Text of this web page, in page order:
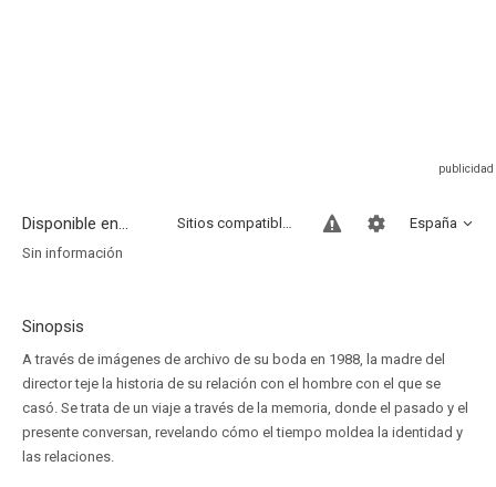
Disponible en... España
Sitios compatibles
Sin información
Sinopsis
A través de imágenes de archivo de su boda en 1988, la madre del
director teje la historia de su relación con el hombre con el que se
casó. Se trata de un viaje a través de la memoria, donde el pasado y el
presente conversan, revelando cómo el tiempo moldea la identidad y
las relaciones.